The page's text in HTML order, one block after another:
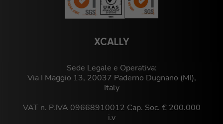
XCALLY
Sede Legale e Operativa:
Via I Maggio 13, 20037 Paderno Dugnano (MI),
Italy
VAT n. P.IVA 09668910012 Cap. Soc. € 200.000
i.v